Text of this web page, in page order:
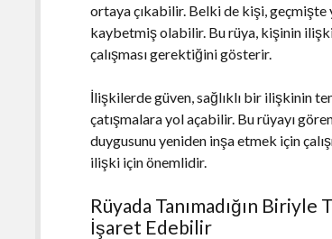
ortaya çıkabilir. Belki de kişi, geçmişte
kaybetmiş olabilir. Bu rüya, kişinin
çalışması gerektiğini gösterir.
İlişkilerde güven, sağlıklı bir ilişkinin
çatışmalara yol açabilir. Bu rüyayı
duygusunu yeniden inşa etmek için
ilişki için önemlidir.
Rüyada Tanımadığın
İşaret Edebilir